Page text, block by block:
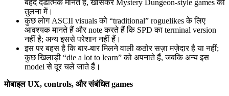
बेहद दंडात्मक मानते हैं, खासकर Mystery Dungeon‑style games की
तुलना में।
कुछ लोग ASCII visuals को “traditional” roguelikes के लिए
आवश्यक मानते हैं और note करते हैं कि SPD का terminal version
नहीं है; अन्य इससे परेशान नहीं हैं।
इस पर बहस है कि बार‑बार मिलने वाली कठोर सज़ा मज़ेदार है या नहीं;
कुछ खिलाड़ी “die a lot to learn” को अपनाते हैं, जबकि अन्य इस
model से दूर चले जाते हैं।
मोबाइल UX, controls, और संबंधित games